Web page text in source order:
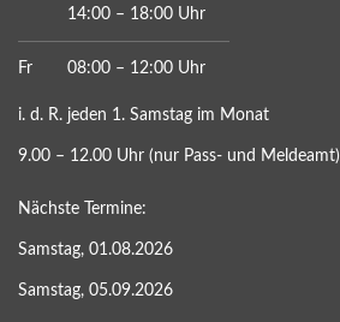
14:00 – 18:00 Uhr
Fr 08:00 – 12:00 Uhr
i. d. R. jeden 1. Samstag im Monat
9.00 – 12.00 Uhr (nur Pass- und Meldeamt)
Nächste Termine:
Samstag, 01.08.2026
Samstag, 05.09.2026